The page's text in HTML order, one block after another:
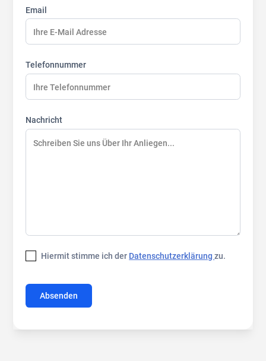
Email
Telefonnummer
Nachricht
Hiermit stimme ich der Datenschutzerklärungzu.